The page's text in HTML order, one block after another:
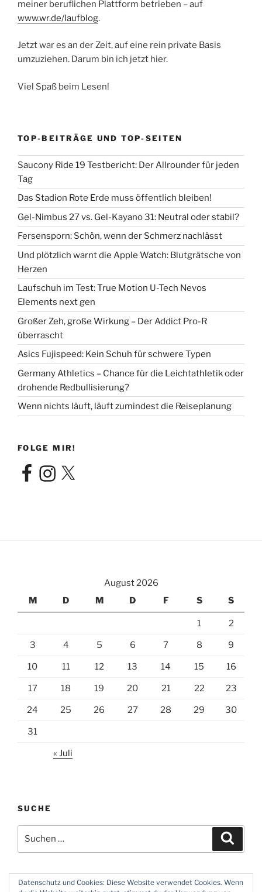
meiner beruflichen Plattform betrieben – auf
www.wr.de/laufblog.
Jetzt war es an der Zeit, auf eine rein private Basis
umzuziehen. Darum bin ich jetzt hier.
Viel Spaß beim Lesen!
TOP-BEITRÄGE UND TOP-SEITEN
Saucony Ride 19 Testbericht: Der Allrounder für jeden
Tag
Das Stadion Rote Erde muss öffentlich bleiben!
Gel-Nimbus 27 vs. Gel-Kayano 31: Neutral oder stabil?
Fersensporn: Schön, wenn der Schmerz nachlässt
Und plötzlich warnt die Apple Watch: Blutgrätsche von
Herzen
Laufschuh im Test: True Motion U-Tech Nevos
Elements next gen
Großer Zeh, große Wirkung – Der Addict Pro-R
überrascht
Asics Fujispeed: Kein Schuh für schwere Typen
Germany Athletics – Chance für die Leichtathletik oder
drohende Redbullisierung?
Wenn nichts läuft, läuft zumindest die Reiseplanung
FOLGE MIR!
FacebookInstagram
X
August 2026
M
D M D F S S
1 2
3 4 5 6 7 8 9
10 11 12 13 14 15 16
17 18 19 20 21 22 23
24 25 26 27 28 29 30
31
« Juli
SUCHE
nach:
Datenschutz und Cookies: Diese Website verwendet Cookies. Wenn